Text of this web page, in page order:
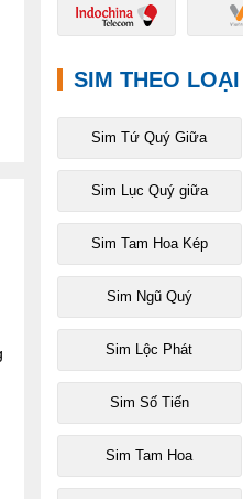
SIM THEO LOẠI
Sim Tứ Quý Giữa
Sim Lục Quý giữa
Sim Tam Hoa Kép
Sim Ngũ Quý
Sim Lộc Phát
Sim Số Tiến
Sim Tam Hoa